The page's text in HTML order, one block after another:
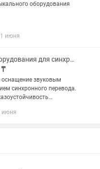
оборудования
июня
Аренда оборудования для синхронного перевода речи, интеграция в облачные ко
₸
оснащение звуковым
синхронного перевода.
перевода,
июня